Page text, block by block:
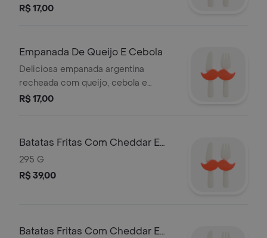
azeitonas verdes e ovos cozidos.
R$ 17,00
Empanada De Queijo E Cebola
Deliciosa empanada argentina
recheada com queijo, cebola e
orégano - 1 unidade.
R$ 17,00
Batatas Fritas Com Cheddar E
Bacon G
295 G
R$ 39,00
Batatas Fritas Com Cheddar E